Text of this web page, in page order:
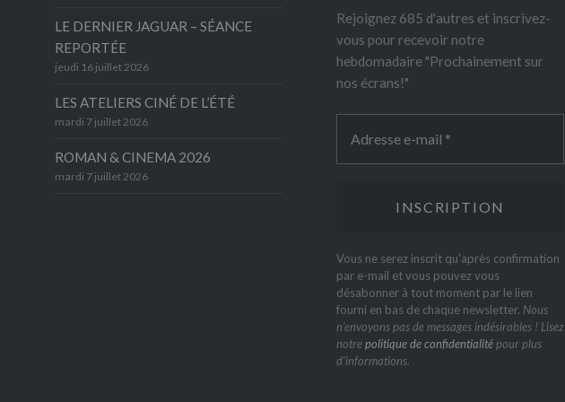
LE DERNIER JAGUAR – SÉANCE
REPORTÉE
jeudi 16 juillet 2026
LES ATELIERS CINÉ DE L’ÉTÉ
mardi 7 juillet 2026
ROMAN & CINEMA 2026
mardi 7 juillet 2026
Rejoignez 685 d'autres et inscrivez-
vous pour recevoir notre
hebdomadaire "Prochainement sur
nos écrans!"
Vous ne serez inscrit qu'après confirmation
par e-mail et vous pouvez vous
désabonner à tout moment par le lien
fourni en bas de chaque newsletter. Nous
n’envoyons pas de messages indésirables ! Lisez
notrepolitique de confidentialitépour plus
d’informations.